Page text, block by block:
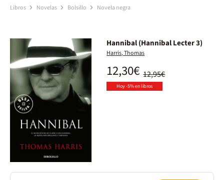
Libros Novelas Bolsillo Novela negra
Hannibal (Hannibal Lecter 3)
Harris, Thomas
12,95€
12,30€
Hoy -5% en libros